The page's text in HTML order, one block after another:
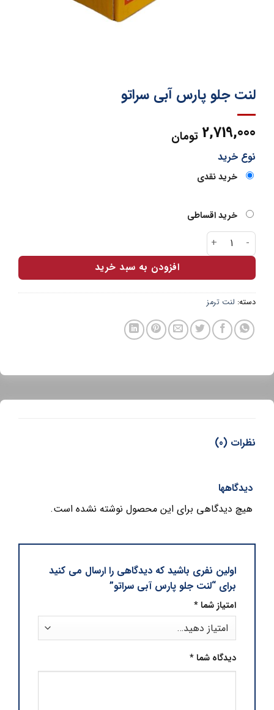
لنت جلو پارس آبی سراتو
2,719,000 تومان
نوع خرید
خرید نقدی
خرید اقساطی
لنت جلو پارس آبی سراتو عدد
افزودن به سبد خرید
دسته:لنت ترمز
نظرات (0)
دیدگاهها
هیچ دیدگاهی برای این محصول نوشته نشده است.
اولین نفری باشید که دیدگاهی را ارسال می کنید
برای “لنت جلو پارس آبی سراتو”
امتیاز شما*
دیدگاه شما*